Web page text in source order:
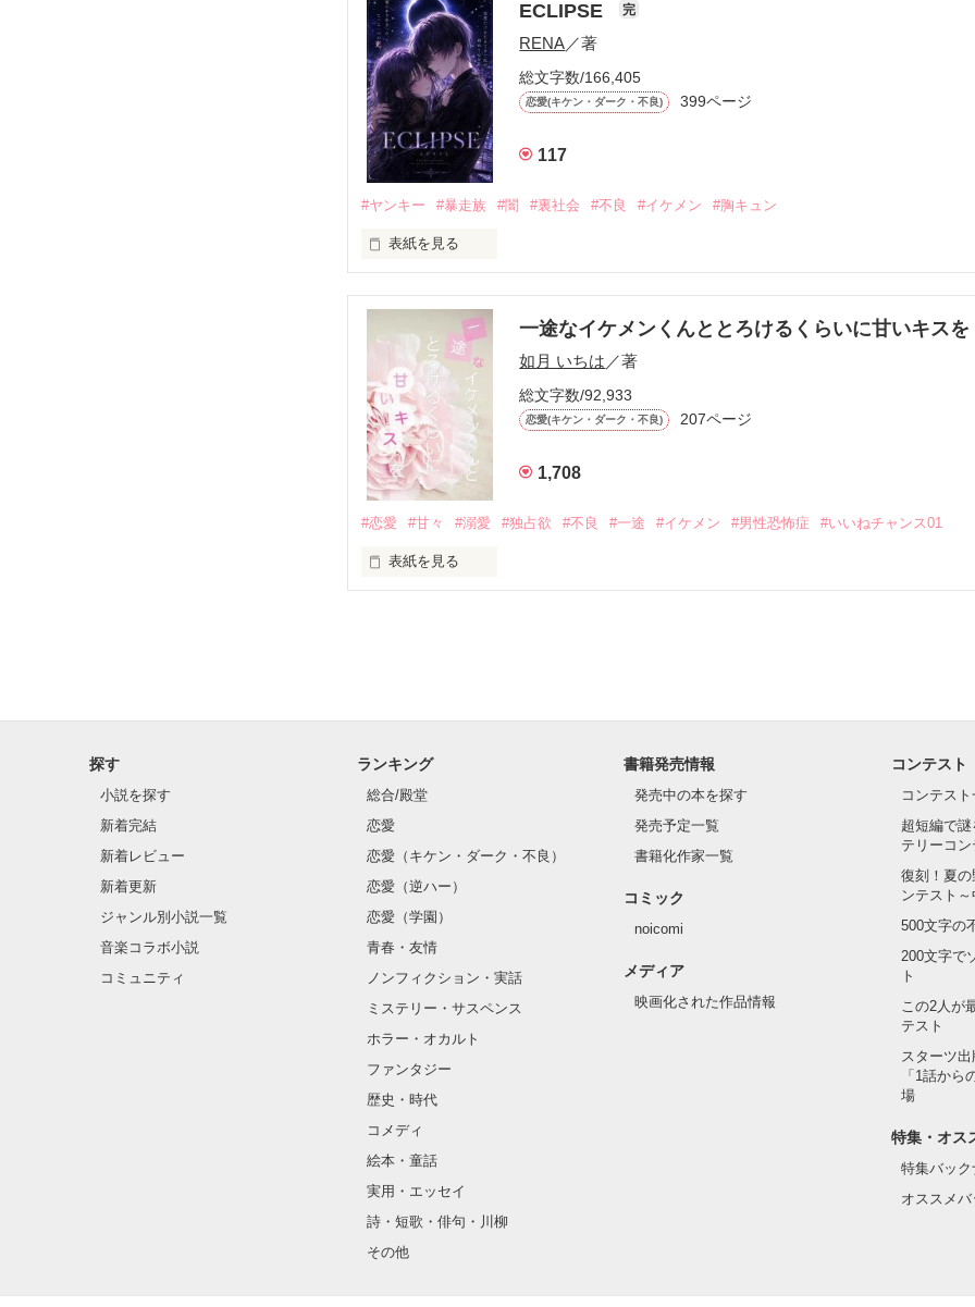
モテる人を好きになるのが怖かった。
だから私は、中学時代に大好きだった彼を自分から振った。
もう会うことはないと思っていたのに、
高校生になって再会した彼は、隣の学校で”王子様”と呼ばれる人気者になっていた。
他の女の子には冷たいのに
「澪ちゃん。」
それは止まっていた恋が再び動き始める合図──。
✨.ﾟ･*..☆.｡.:*✨.☆.｡.:. *:ﾟ✨.ﾟ･*..☆.｡.:*✨
人見知りだけど優しい無自覚だけどモテる
冴木澪-SaekiMio
×
基本女子に冷たいのに澪にはわんこ男子になる
篠宮光-ShinomiyaHikaru
✨.ﾟ･*..☆.｡.:*✨.☆.｡.:. *:ﾟ✨.ﾟ･*..☆.｡.:*✨
ECLIPSE 完
RENA／著
総文字数/166,405
恋愛(キケン・ダーク・不良) 399ページ
117
#ヤンキー #暴走族 #闇 #裏社会 #不良 #イケメン #胸キュン
表紙を見る
一途なイケメンくんととろけるくらいに甘いキスを
如月 いちは ／著
総文字数/92,933
恋愛(キケン・ダーク・不良) 207ページ
1,708
#恋愛 #甘々 #溺愛 #独占欲 #不良 #一途 #イケメン #男性恐怖症 #いいねチャンス01
表紙を見る
クラス替えをして隣の席になったのは────
金髪に近い明るい髪色
片耳には琥珀色のピアス
ほとんど笑顔なんて見せたことがなくてぶっきらぼう
そんな性格と見た目のせいで学校中のみんなから
怖くて近づいてはいけない人だと思っていたのに
「なんかあったら連絡して。すぐ助けに行く」
探す
小説を探す
新着完結
新着レビュー
新着更新
ジャンル別小説一覧
音楽コラボ小説
コミュニティ
ランキング
総合/殿堂
恋愛
恋愛（キケン・ダーク・不良）
恋愛（逆ハー）
恋愛（学園）
青春・友情
ノンフィクション・実話
ミステリー・サスペンス
ホラー・オカルト
ファンタジー
歴史・時代
コメディ
絵本・童話
実用・エッセイ
詩・短歌・俳句・川柳
その他
書籍発売情報
発売中の本を探す
発売予定一覧
書籍化作家一覧
コミック
noicomi
メディア
映画化された作品情報
コンテスト
コンテス
超短編で
テリーコ
復刻！夏
ンテスト
500文字の
200文字で
ト
この2人が
テスト
スターツ
「1話から
場
特集・オス
特集バッ
オススメ